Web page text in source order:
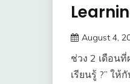
August 4,
ช่วง 2 เดือน
เรียนรู้ ?” ใ